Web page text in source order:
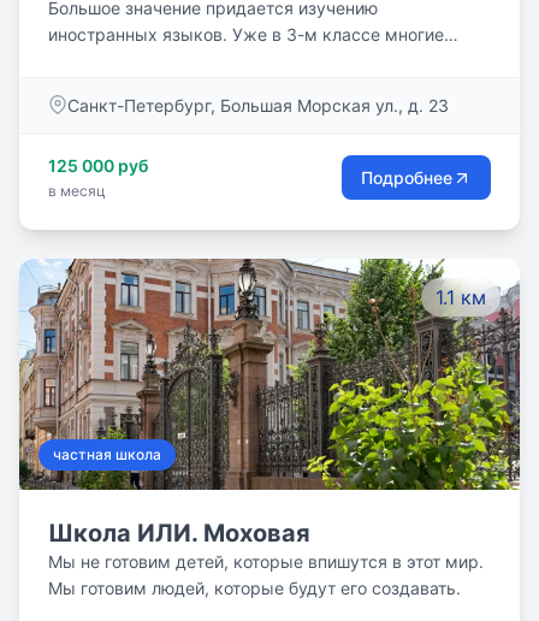
Большое значение придается изучению
иностранных языков. Уже в 3-м классе многие
занятия проходят в оборудованном спортивном
контролем психологической службы школы.
Работают группы продленного дня, логопеды.
Санкт-Петербург, Большая Морская ул., д. 23
125 000 руб
в месяц
Подробнее
1.1 км
частная школа
Школа ИЛИ. Моховая
Мы не готовим детей, которые впишутся в этот мир.
Мы готовим людей, которые будут его создавать.